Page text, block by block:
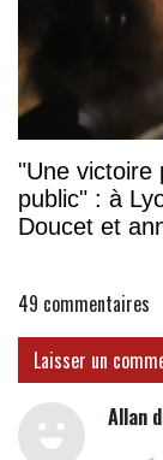
"Une victoire
public" : à
Doucet et
49 commentaires
Laisser un
Allan